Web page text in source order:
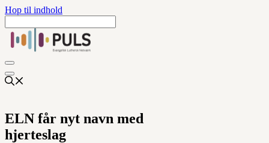
Hop til indhold
ELN får nyt navn med
hjerteslag